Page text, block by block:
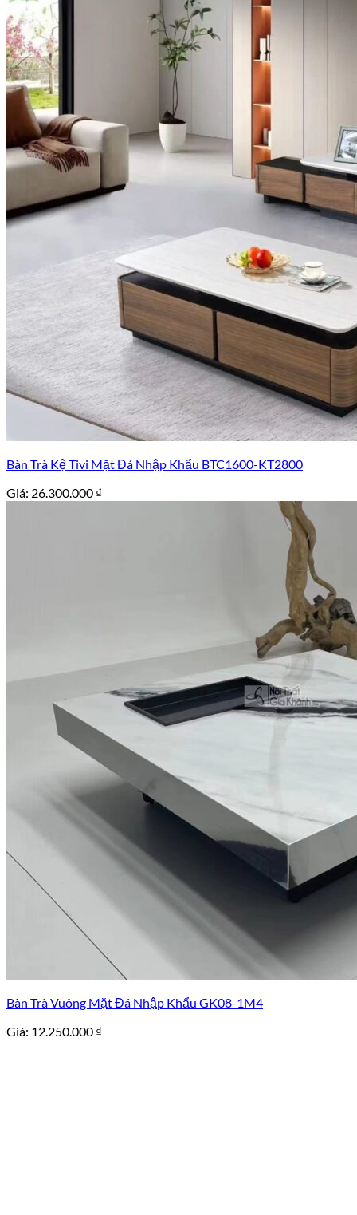
Bàn Trà Kệ Tivi Mặt Đá Nhập Khẩu BTC1600-KT2800
Giá: 26.300.000 ₫
Bàn Trà Vuông Mặt Đá Nhập Khẩu GK08-1M4
Giá: 12.250.000 ₫